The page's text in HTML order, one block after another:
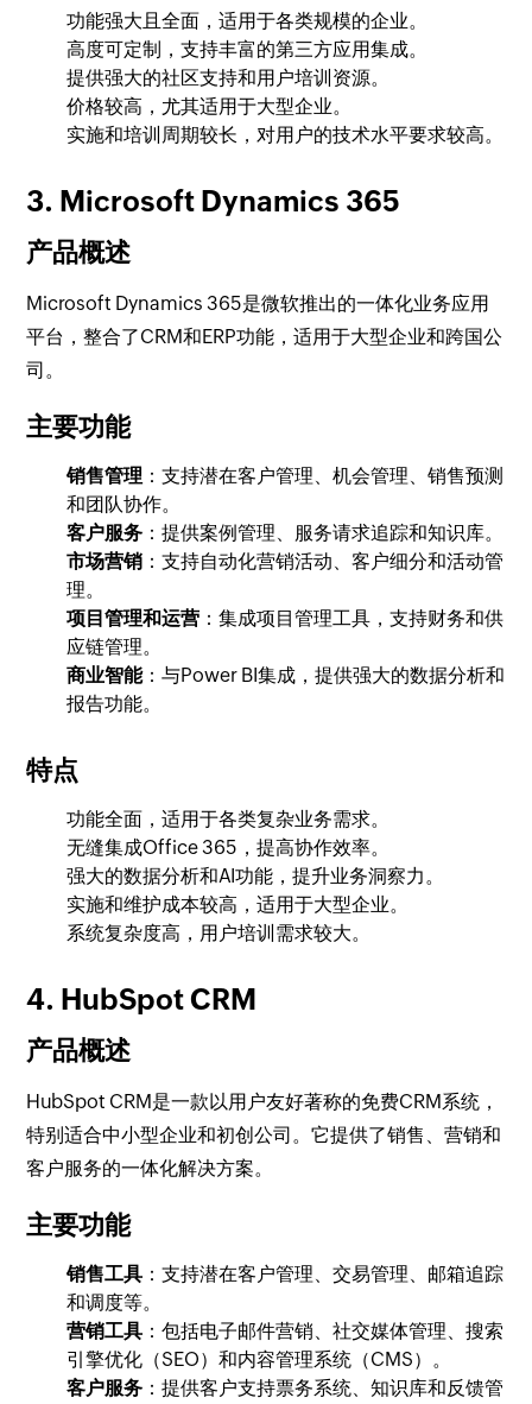
功能强大且全面，适用于各类规模的企业。
高度可定制，支持丰富的第三方应用集成。
提供强大的社区支持和用户培训资源。
价格较高，尤其适用于大型企业。
实施和培训周期较长，对用户的技术水平要求较高。
3. Microsoft Dynamics 365
产品概述
Microsoft Dynamics 365是微软推出的一体化业务应用
平台，整合了CRM和ERP功能，适用于大型企业和跨国公
司。
主要功能
销售管理 ：支持潜在客户管理、机会管理、销售预测
和团队协作。
客户服务 ：提供案例管理、服务请求追踪和知识库。
市场营销 ：支持自动化营销活动、客户细分和活动管
理。
项目管理和运营 ：集成项目管理工具，支持财务和供
应链管理。
商业智能：与Power BI集成，提供强大的数据分析和
报告功能。
特点
功能全面，适用于各类复杂业务需求。
无缝集成Office 365，提高协作效率。
强大的数据分析和AI功能，提升业务洞察力。
实施和维护成本较高，适用于大型企业。
系统复杂度高，用户培训需求较大。
4. HubSpot CRM
产品概述
HubSpot CRM是一款以用户友好著称的免费CRM系统，
特别适合中小型企业和初创公司。它提供了销售、营销和
客户服务的一体化解决方案。
主要功能
销售工具 ：支持潜在客户管理、交易管理、邮箱追踪
和调度等。
营销工具 ：包括电子邮件营销、社交媒体管理、搜索
引擎优化（SEO）和内容管理系统（CMS）。
客户服务 ：提供客户支持票务系统、知识库和反馈管